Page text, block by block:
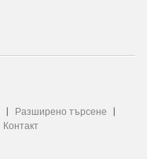
Разширено търсене
Контакт